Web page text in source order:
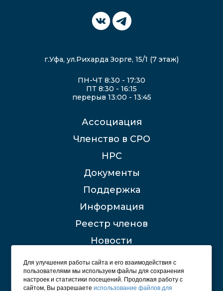
г.Уфа, ул.Рихарда Зорге, 15/1 (7 этаж)
ПН-ЧТ 8:30 - 17:30
ПТ 8:30 - 16:15
перерыв 13:00 - 13:45
Ассоциация
Членство в СРО
НРС
Документы
Поддержка
Информация
Реестр членов
Новости
Контакты
Для улучшения работы сайта и его взаимодействия с
пользователями мы используем файлы для сохранения
настроек и статистики посещений. Продолжая работу с
сайтом, Вы разрешаетеиспользование файлов для